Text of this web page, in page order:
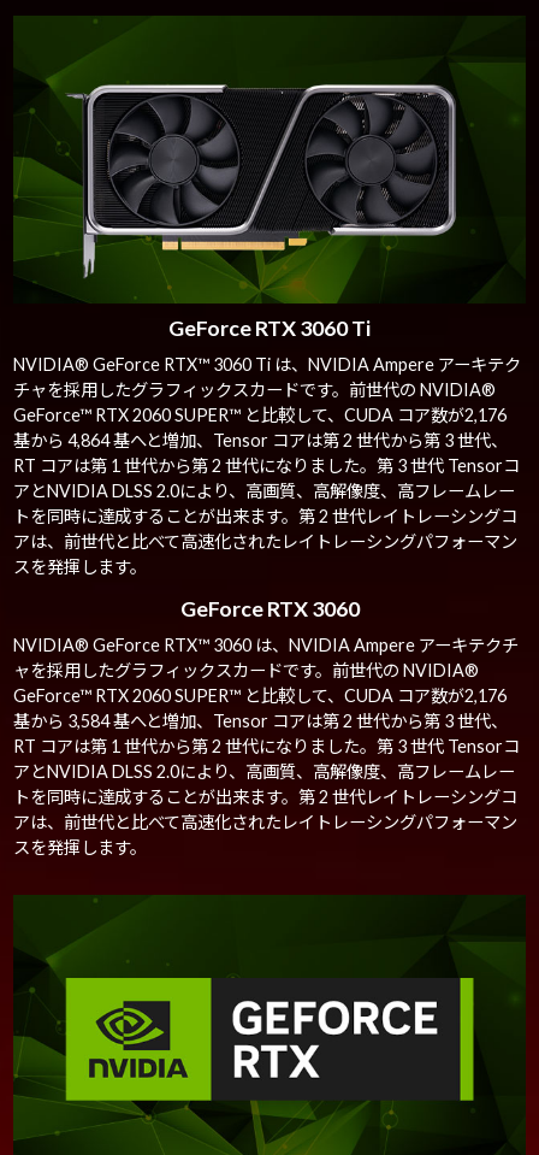
GeForce RTX 3060 Ti
NVIDIA® GeForce RTX™ 3060 Ti は、NVIDIA Ampere アーキテク
チャを採用したグラフィックスカードです。前世代の NVIDIA®
GeForce™ RTX 2060 SUPER™ と比較して、CUDA コア数が2,176
基から 4,864 基へと増加、Tensor コアは第 2 世代から第 3 世代、
RT コアは第 1 世代から第 2 世代になりました。第 3 世代 Tensorコ
アとNVIDIA DLSS 2.0により、高画質、高解像度、高フレームレー
トを同時に達成することが出来ます。第 2 世代レイトレーシングコ
アは、前世代と比べて高速化されたレイトレーシングパフォーマン
スを発揮します。
GeForce RTX 3060
NVIDIA® GeForce RTX™ 3060 は、NVIDIA Ampere アーキテクチ
ャを採用したグラフィックスカードです。前世代の NVIDIA®
GeForce™ RTX 2060 SUPER™ と比較して、CUDA コア数が2,176
基から 3,584 基へと増加、Tensor コアは第 2 世代から第 3 世代、
RT コアは第 1 世代から第 2 世代になりました。第 3 世代 Tensorコ
アとNVIDIA DLSS 2.0により、高画質、高解像度、高フレームレー
トを同時に達成することが出来ます。第 2 世代レイトレーシングコ
アは、前世代と比べて高速化されたレイトレーシングパフォーマン
スを発揮します。